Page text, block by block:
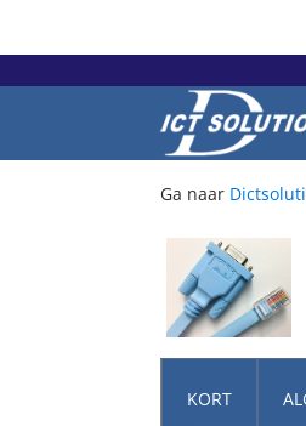
Ga naar
KORT